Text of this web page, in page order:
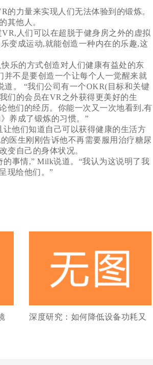
力量来实现人们无法体验到的锻炼。
其他人。
人们可以在超脱于健身房之外的虚拟
变成运动,就能创造一种内在的乐趣,这
乐的方式创造对人们健康有益处的东
不是要创造一个让每个人一觉醒来就
。 “我们公司有一个OKR(目标和关键
们的会员在VR之外获得更美好的生
他们的经历。你能一次又一次地看到,有
养成了锻炼的习惯。”
他们知道自己可以获得健康的生活方
医生刚刚告诉他不再需要服用治疗糖尿
变自己的身体状况。
事情,” Milk说道。“我认为这说明了我
现给他们。”
深度研究：如何降低设备功耗又